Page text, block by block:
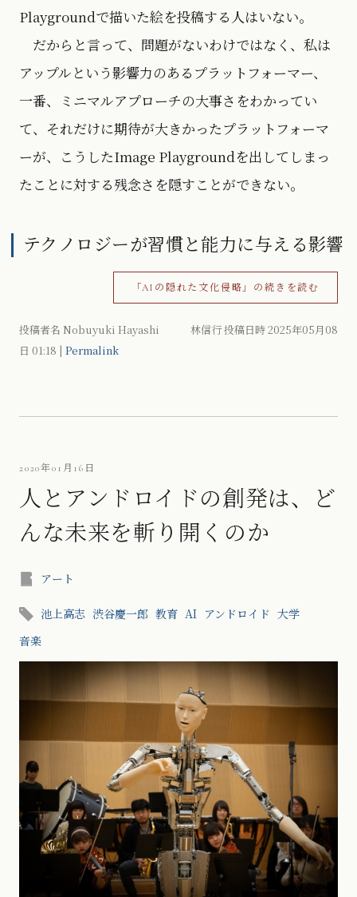
Playgroundで描いた絵を投稿する人はいない。
だからと言って、問題がないわけではなく、私は
アップルという影響力のあるプラットフォーマー、
一番、ミニマルアプローチの大事さをわかってい
て、それだけに期待が大きかったプラットフォーマ
ーが、こうしたImage Playgroundを出してしまっ
たことに対する残念さを隠すことができない。
テクノロジーが習慣と能力に与える影響
「AIの隠れた文化侵略」の続きを読む
投稿者名 Nobuyuki Hayashi 林信行 投稿日時 2025年05月08
日 01:18 | Permalink
2020年01月16日
人とアンドロイドの創発は、ど
んな未来を斬り開くのか
アート
池上高志 渋谷慶一郎 教育 AI アンドロイド 大学
音楽